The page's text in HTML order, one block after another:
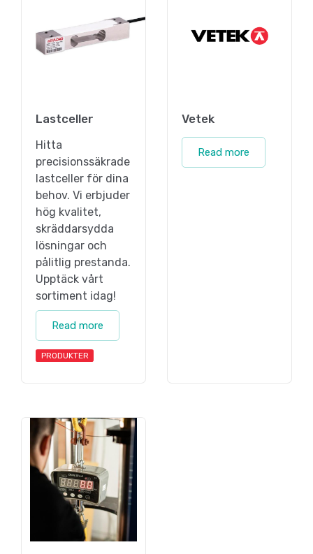
Lastceller
Hitta
precisionssäkrade
lastceller för dina
behov. Vi erbjuder
hög kvalitet,
skräddarsydda
lösningar och
pålitlig prestanda.
Upptäck vårt
sortiment idag!
Read more
PRODUKTER
Vetek
Read more